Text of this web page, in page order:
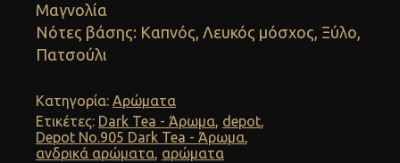
Μαγνολία
Νότες βάσης: Καπνός, Λευκός μόσχος, Ξύλο,
Πατσούλι
Κατηγορία: Αρώματα
Ετικέτες: Dark Tea - Άρωμα, depot,
Depot No.905 Dark Tea - Άρωμα,
ανδρικά αρώματα, αρώματα